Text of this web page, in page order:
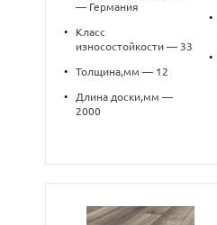
— Германия
•
Класс
износостойкости — 33
• Толщина,мм — 12
•
Длина доски,мм —
2000
•
•